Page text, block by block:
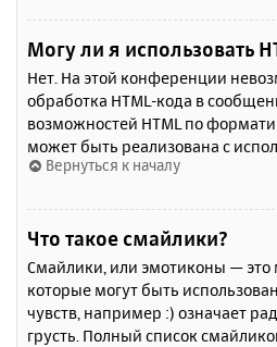
Могу ли я использовать
Нет. На этой конференции
обработка HTML-кода в
возможностей HTML по
может быть реализована с
Вернуться к началу
Что такое смайлики?
Смайлики, или эмотиконы — это
которые могут быть
чувств, например :) означает
грусть. Полный список